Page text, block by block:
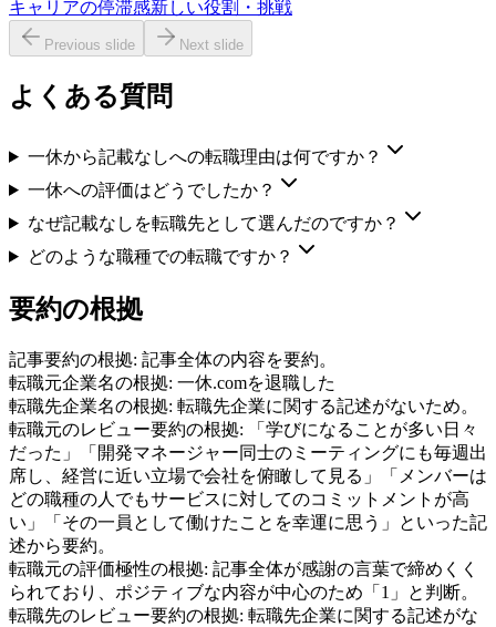
キャリアの停滞感新しい役割・挑戦
Previous slide Next slide
よくある質問
一休から記載なしへの転職理由は何ですか？
一休への評価はどうでしたか？
なぜ記載なしを転職先として選んだのですか？
どのような職種での転職ですか？
要約の根拠
記事要約の根拠: 記事全体の内容を要約。
転職元企業名の根拠: 一休.comを退職した
転職先企業名の根拠: 転職先企業に関する記述がないため。
転職元のレビュー要約の根拠:
「学びになることが多い日々
だった」「開発マネージャー同士のミーティングにも毎週出
席し、経営に近い立場で会社を俯瞰して見る」「メンバーは
どの職種の人でもサービスに対してのコミットメントが高
い」「その一員として働けたことを幸運に思う」といった記
述から要約。
転職元の評価極性の根拠: 記事全体が感謝の言葉で締めくく
られており、ポジティブな内容が中心のため「1」と判断。
転職先のレビュー要約の根拠: 転職先企業に関する記述がな